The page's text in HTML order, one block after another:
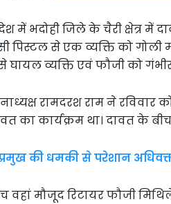
में भदोही जिले के चैरी क्षेत्र
पिस्टल से एक व्यक्ति को गोली
व्यक्ति एवं फौजी को
रामदरश राम ने रविवार
का कार्यक्रम था। दावत के
की धमकी से परेशान
वहां मौजूद रिटायर फौजी